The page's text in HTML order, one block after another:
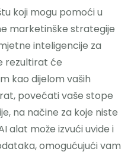
koji mogu pomoći u
marketinške strategije
inteligencije za
rezultirat će
kao dijelom vaših
povećati vaše stope
na načine za koje niste
alat može izvući uvide i
omogućujući vam